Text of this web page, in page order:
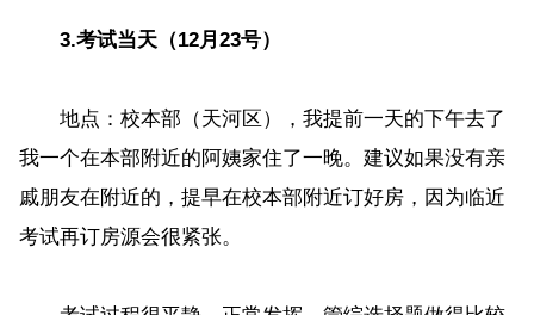
3.考试当天（12月23号）
地点：校本部（天河区），我提前一天的下午去了
我一个在本部附近的阿姨家住了一晚。建议如果没有亲
戚朋友在附近的，提早在校本部附近订好房，因为临近
考试再订房源会很紧张。